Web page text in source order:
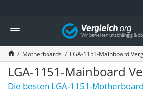
Die beliebtesten Vergleiche nach Kategorie
Elektronik
Powerstation
Monitor 32 Zoll 4K
Fernseher
Drucker
Desktop-PC
Vergleich
Motherboards LGA-1151-Mainboard
LGA-1151-Mainboard
Die besten LGA-1151-